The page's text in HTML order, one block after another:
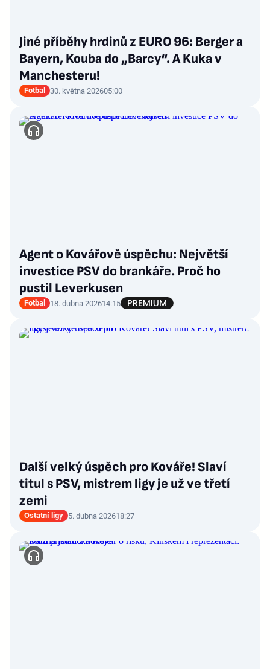
Jiné příběhy hrdinů z EURO 96: Berger a
Bayern, Kouba do „Barcy“. A Kuka v
Manchesteru!
Fotbal 30. května 202605:00
Agent o Kovářově úspěchu: Největší
investice PSV do brankáře. Proč ho
pustil Leverkusen
Fotbal 18. dubna 202614:15
Další velký úspěch pro Kováře! Slaví
titul s PSV, mistrem ligy je už ve třetí
zemi
Ostatní ligy 5. dubna 202618:27